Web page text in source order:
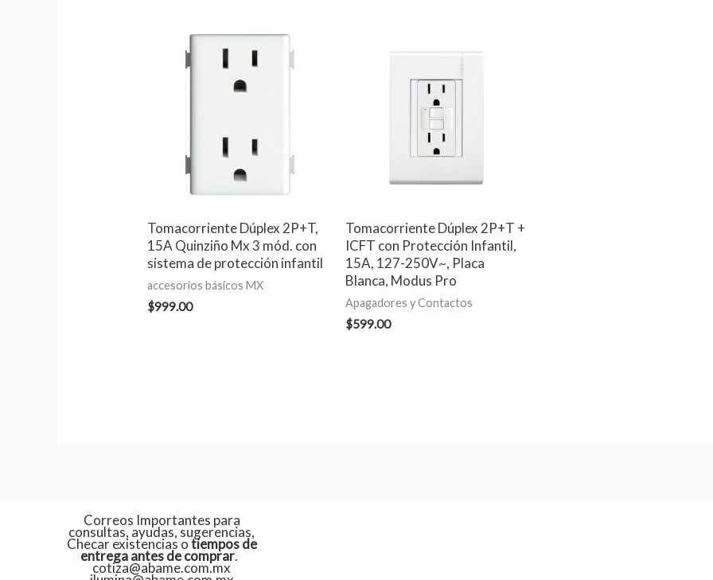
Tomacorriente Dúplex 2P+T,
15A Quinziño Mx 3 mód. con
sistema de protección infantil
accesorios básicos MX
$999.00
Tomacorriente Dúplex 2P+T +
ICFT con Protección Infantil,
15A, 127-250V~, Placa
Blanca, Modus Pro
Apagadores y Contactos
$599.00
Correos Importantes para
consultas, ayudas, sugerencias,
Checar existencias otiempos de
entrega antes de comprar.
cotiza@abame.com.mx